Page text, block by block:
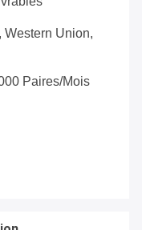
Western Union,
Paires/mois